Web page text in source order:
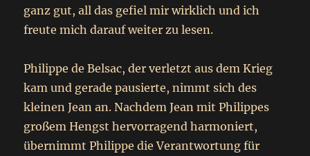
ganz gut, all das gefiel mir wirklich und ich
freute mich darauf weiter zu lesen.
Philippe de Belsac, der verletzt aus dem Krieg
kam und gerade pausierte, nimmt sich des
kleinen Jean an. Nachdem Jean mit Philippes
großem Hengst hervorragend harmoniert,
übernimmt Philippe die Verantwortung für